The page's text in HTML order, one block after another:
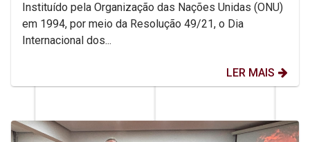
Instituído pela Organização das Nações Unidas (ONU)
em 1994, por meio da Resolução 49/21, o Dia
Internacional dos...
LER MAIS